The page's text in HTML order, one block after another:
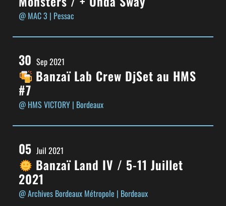
@ MAC 3 | Pessac
30 Sep 2021
Banzaï Lab Crew DjSet au HMS
#7
@ HMS VICTORY | Bordeaux
05 Juil 2021
Banzaï Land IV / 5-11 Juillet
2021
@ Archives Bordeaux Métropole | Bordeaux